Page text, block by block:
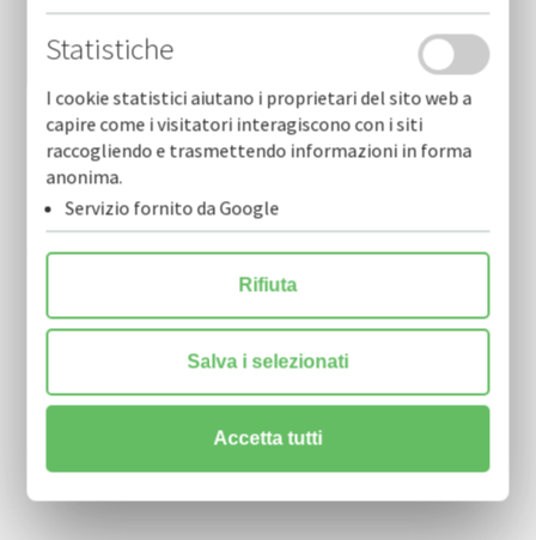
COFIDI.IT soc. coop.
info@cofidi.it
0805910911| fax 0805910915
Statistiche
I cookie statistici aiutano i proprietari del sito web a
capire come i visitatori interagiscono con i siti
raccogliendo e trasmettendo informazioni in forma
anonima.
Servizio fornito da Google
Rifiuta
Salva i selezionati
Accetta tutti